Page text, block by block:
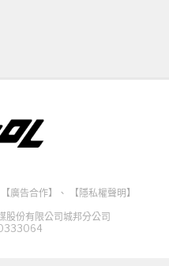
【廣告合作】 、
【隱私權聲明】
股份有限公司城邦分公司